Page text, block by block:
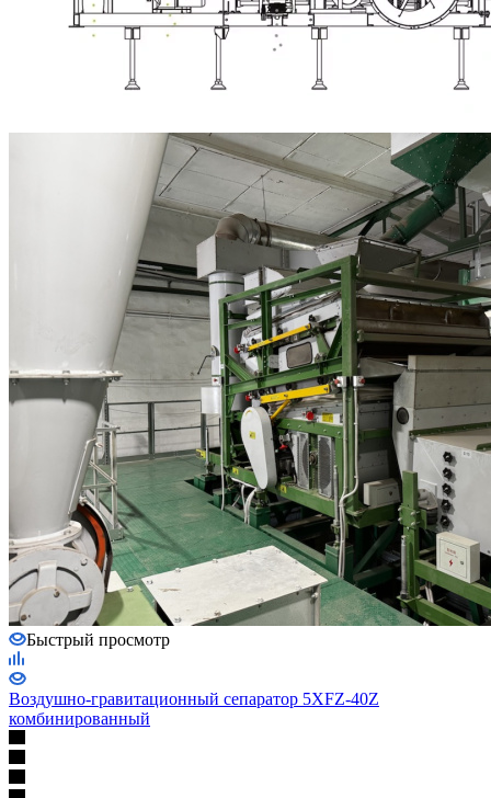
Быстрый просмотр
Воздушно-гравитационный сепаратор 5XFZ-40Z
комбинированный